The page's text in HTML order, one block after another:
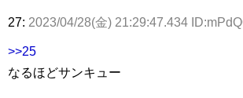
27: 2023/04/28(金) 21:29:47.434
>>25
なるほどサンキュー